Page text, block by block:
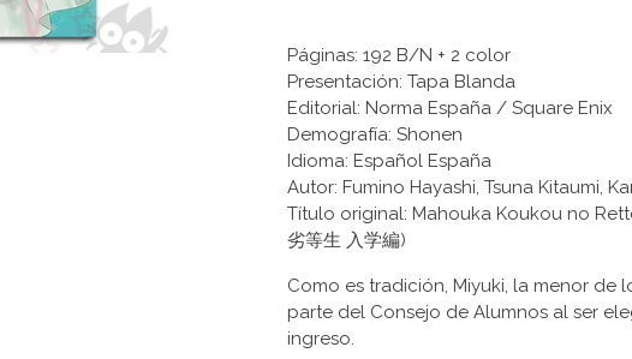
Páginas: 192 B/N + 2 color
Presentación: Tapa Blanda
Editorial: Norma España / Square Enix
Demografía: Shonen
Idioma: Español España
Autor: Fumino Hayashi, Tsuna Kitaumi,
Título original: Mahouka Koukou no
劣等生 入学編)
Como es tradición, Miyuki, la menor de
parte del Consejo de Alumnos al ser
ingreso.